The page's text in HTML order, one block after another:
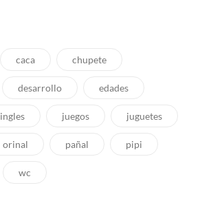
caca chupete
desarrollo edades
ingles juegos juguetes
orinal pañal pipi
wc